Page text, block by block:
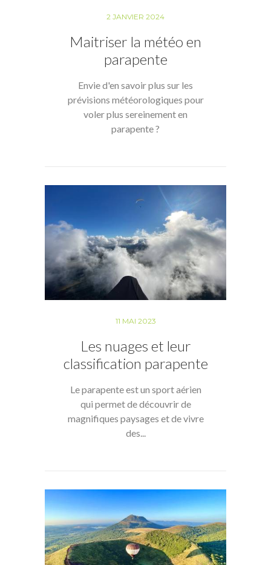
2 JANVIER 2024
Maitriser la météo en
parapente
Envie d'en savoir plus sur les
prévisions météorologiques pour
voler plus sereinement en
parapente ?
11 MAI 2023
Les nuages et leur
classification parapente
Le parapente est un sport aérien
qui permet de découvrir de
magnifiques paysages et de vivre
des...